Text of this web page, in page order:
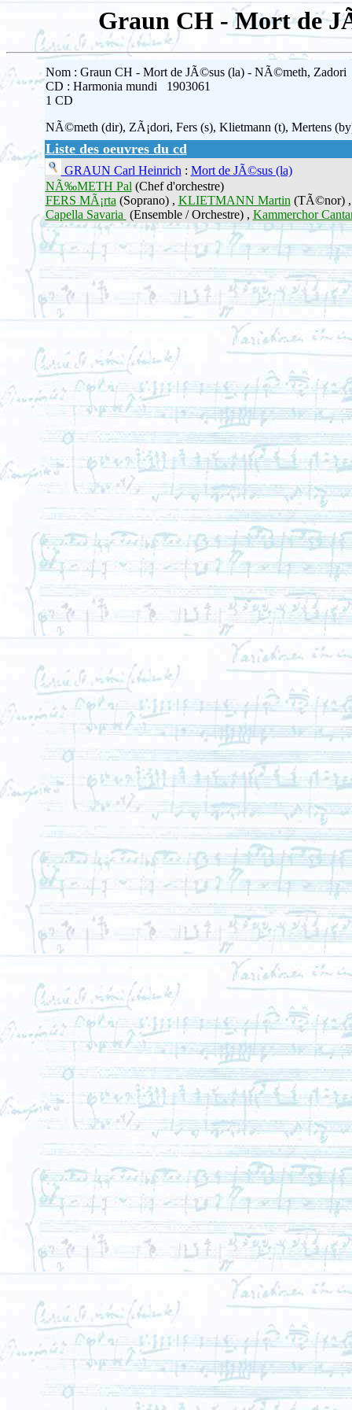
Graun CH - Mort de
Nom : Graun CH - Mort de JÃ©sus (la) - NÃ©meth, Zadori
CD : Harmonia mundi 1903061
1 CD
NÃ©meth (dir), ZÃ¡dori, Fers (s), Klietmann (t), Mertens
Liste des oeuvres du cd
GRAUN Carl Heinrich: Mort de JÃ©sus (la)
NÃ‰METH Pal(Chef d'orchestre)
FERS MÃ¡rta(Soprano) , KLIETMANN Martin(TÃ©nor)
Capella Savaria (Ensemble / Orchestre) , Kammerchor